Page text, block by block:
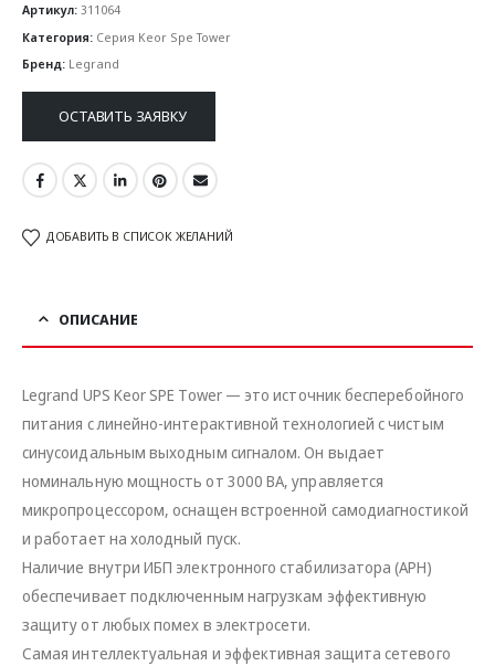
Артикул: 311064
Категория: Серия Keor Spe Tower
Бренд: Legrand
ОСТАВИТЬ ЗАЯВКУ
ДОБАВИТЬ В СПИСОК ЖЕЛАНИЙ
ОПИСАНИЕ
Legrand UPS Keor SPE Tower — это источник бесперебойного
питания с линейно-интерактивной технологией с чистым
синусоидальным выходным сигналом. Он выдает
номинальную мощность от 3000 ВА, управляется
микропроцессором, оснащен встроенной самодиагностикой
и работает на холодный пуск.
Наличие внутри ИБП электронного стабилизатора (АРН)
обеспечивает подключенным нагрузкам эффективную
защиту от любых помех в электросети.
Самая интеллектуальная и эффективная защита сетевого